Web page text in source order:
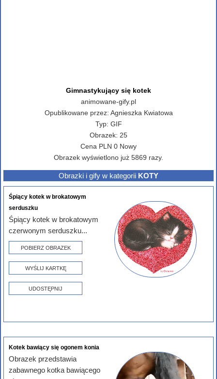
Gimnastykujący się kotek
animowane-gify.pl
Opublikowane przez: Agnieszka Kwiatowa
Typ: GIF
Obrazek: 25
Cena PLN 0 Nowy
Obrazek wyświetlono już 5869 razy.
Obrazki i gify w kategorii KOTY
Śpiący kotek w brokatowym
serduszku
Śpiący kotek w brokatowym
czerwonym serduszku...
POBIERZ OBRAZEK
WYŚLIJ KARTKĘ
UDOSTĘPNIJ
Kotek bawiący się ogonem konia
Obrazek przedstawia
zabawnego kotka bawiącego